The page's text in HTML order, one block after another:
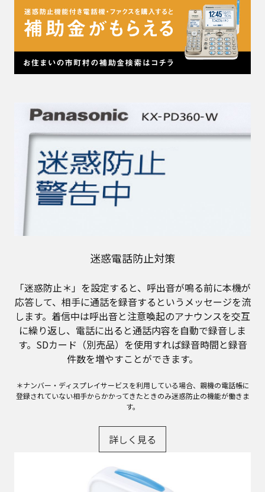
迷惑電話防止対策
「迷惑防止＊」を設定すると、呼出音が鳴る前に本機が
応答して、相手に通話を録音するというメッセージを流
します。着信中は呼出音と注意喚起のアナウンスを交互
に繰り返し、電話に出ると通話内容を自動で録音しま
す。SDカード（別売品）を使用すれば録音時間と録音
件数を増やすことができます。
＊ナンバー・ディスプレイサービスを利用している場合、親機の電話帳に
登録されていない相手からかかってきたときのみ迷惑防止の機能が働きま
す。
詳しく見る